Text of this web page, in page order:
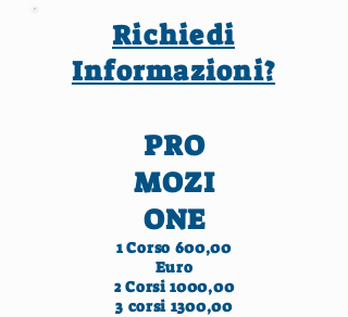
Richiedi
Informazioni?
PRO
MOZI
ONE
1 Corso 600,00
Euro
2 Corsi 1000,00
3 corsi 1300,00